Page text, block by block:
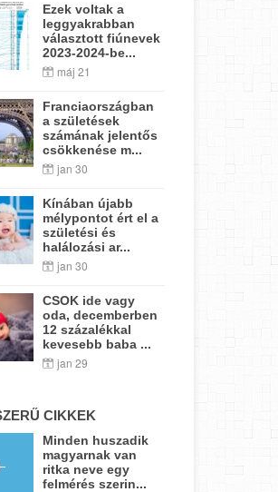
Ezek voltak a
leggyakrabban
választott fiúnevek
2023-2024-be...
máj 21
Franciaországban
a születések
számának jelentős
csökkenése m...
jan 30
Kínában újabb
mélypontot ért el a
születési és
halálozási ar...
jan 30
CSOK ide vagy
oda, decemberben
12 százalékkal
kevesebb baba ...
jan 29
CIKKEK
Minden huszadik
magyarnak van
ritka neve egy
felmérés szerin...